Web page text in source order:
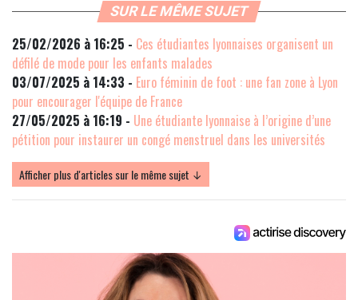
SUR LE MÊME SUJET
25/02/2026 à 16:25 - Ces étudiantes lyonnaises organisent un
défilé de mode pour les enfants malades
03/07/2025 à 14:33 - Euro féminin de foot : une fan zone à Lyon
pour encourager l'équipe de France
27/05/2025 à 16:19 - Une étudiante lyonnaise à l’origine d’une
pétition pour instaurer un congé menstruel dans les universités
Afficher plus d'articles sur le même sujet ↓